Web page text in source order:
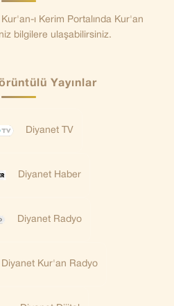
ı Kerim Portalında Kur'an
bilgilere ulaşabilirsiniz.
Yayınlar
Diyanet TV
Diyanet Haber
Diyanet Radyo
Diyanet Kur'an Radyo